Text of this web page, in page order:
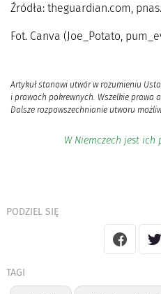
Źródła: theguardian.com,
Fot. Canva (Joe_Potato,
Artykuł stanowi utwór w rozumieniu
i prawach pokrewnych. Wszelkie prawa
Dalsze rozpowszechnianie utworu
W Niemczech jest ich
PODZIEL SIĘ
TAGI